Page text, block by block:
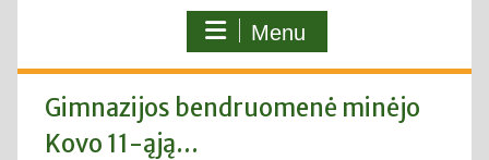
Menu
Gimnazijos bendruomenė minėjo
Kovo 11-ąją…